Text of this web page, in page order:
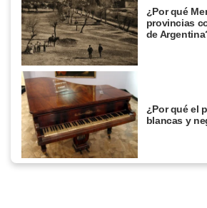
¿Por qué
provincias
de
¿Por qué el
blancas y